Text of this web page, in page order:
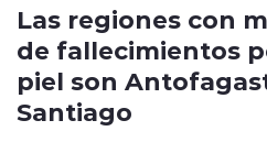
Las regiones con
de fallecimientos
piel son
Santiago